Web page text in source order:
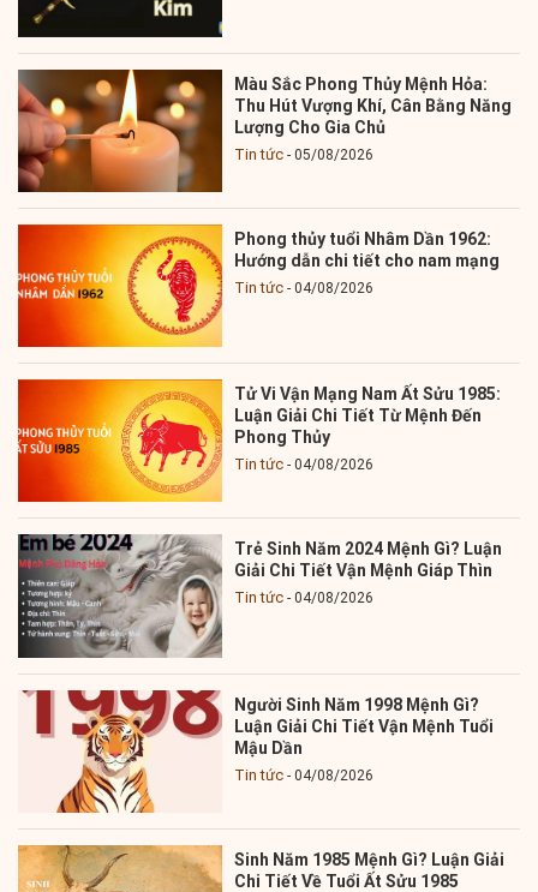
Màu Sắc Phong Thủy Mệnh Hỏa:
Thu Hút Vượng Khí, Cân Bằng Năng
Lượng Cho Gia Chủ
Tin tức 05/08/2026
Phong thủy tuổi Nhâm Dần 1962:
Hướng dẫn chi tiết cho nam mạng
Tin tức 04/08/2026
Tử Vi Vận Mạng Nam Ất Sửu 1985:
Luận Giải Chi Tiết Từ Mệnh Đến
Phong Thủy
Tin tức 04/08/2026
Trẻ Sinh Năm 2024 Mệnh Gì? Luận
Giải Chi Tiết Vận Mệnh Giáp Thìn
Tin tức 04/08/2026
Người Sinh Năm 1998 Mệnh Gì?
Luận Giải Chi Tiết Vận Mệnh Tuổi
Mậu Dần
Tin tức 04/08/2026
Sinh Năm 1985 Mệnh Gì? Luận Giải
Chi Tiết Về Tuổi Ất Sửu 1985